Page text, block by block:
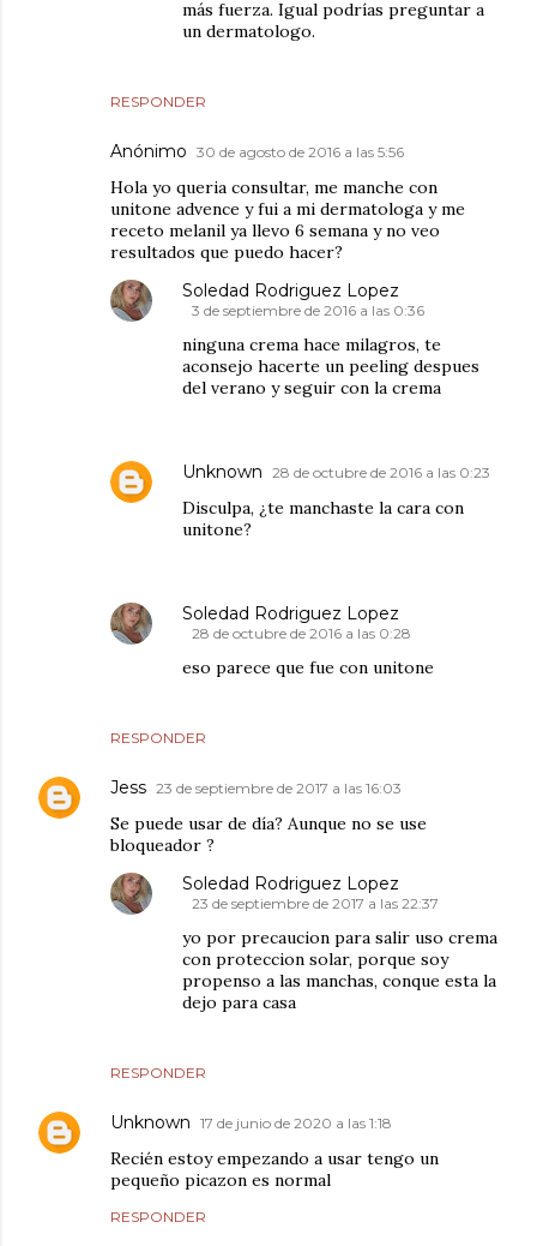
RESPONDER
más fuerza. Igual podrías preguntar a
un dermatologo.
Anónimo 30 de agosto de 2016 a las 5:56
Hola yo queria consultar, me manche con
unitone advence y fui a mi dermatologa y me
receto melanil ya llevo 6 semana y no veo
resultados que puedo hacer?
RESPONDER
Soledad Rodriguez Lopez
3 de septiembre de 2016 a las 0:36
ninguna crema hace milagros, te
aconsejo hacerte un peeling despues
del verano y seguir con la crema
Unknown 28 de octubre de 2016 a las 0:23
Disculpa, ¿te manchaste la cara con
unitone?
Soledad Rodriguez Lopez
28 de octubre de 2016 a las 0:28
eso parece que fue con unitone
Jess 23 de septiembre de 2017 a las 16:03
Se puede usar de día? Aunque no se use
bloqueador ?
RESPONDER
Soledad Rodriguez Lopez
23 de septiembre de 2017 a las 22:37
yo por precaucion para salir uso crema
con proteccion solar, porque soy
propenso a las manchas, conque esta la
dejo para casa
Unknown 17 de junio de 2020 a las 1:18
Recién estoy empezando a usar tengo un
pequeño picazon es normal
RESPONDER